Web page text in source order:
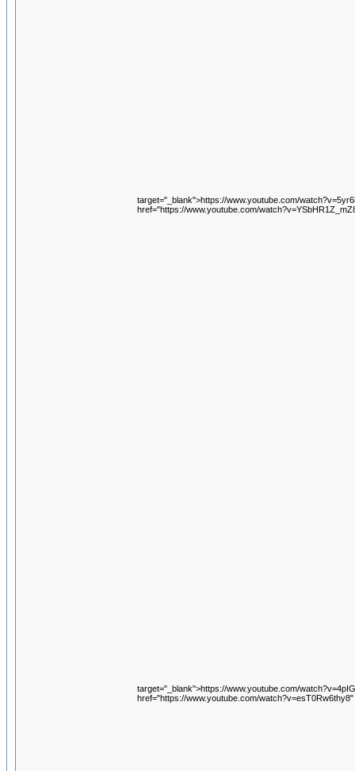
target="_blank">https://www.youtube.com/
href="https://www.youtube.com/
target="_blank">https://www.youtube.com/
href="https://www.youtube.com/